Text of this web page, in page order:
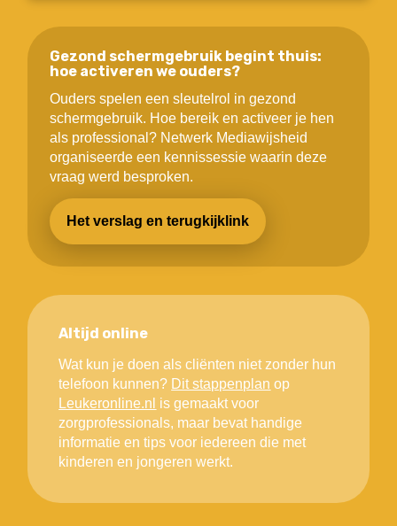
Gezond schermgebruik begint thuis:
hoe activeren we ouders?
Ouders spelen een sleutelrol in gezond
schermgebruik. Hoe bereik en activeer je hen
als professional? Netwerk Mediawijsheid
organiseerde een kennissessie waarin deze
vraag werd besproken.
Het verslag en terugkijklink
Altijd online
Wat kun je doen als cliënten niet zonder hun
telefoon kunnen? Dit stappenplan op
Leukeronline.nl is gemaakt voor
zorgprofessionals, maar bevat handige
informatie en tips voor iedereen die met
kinderen en jongeren werkt.